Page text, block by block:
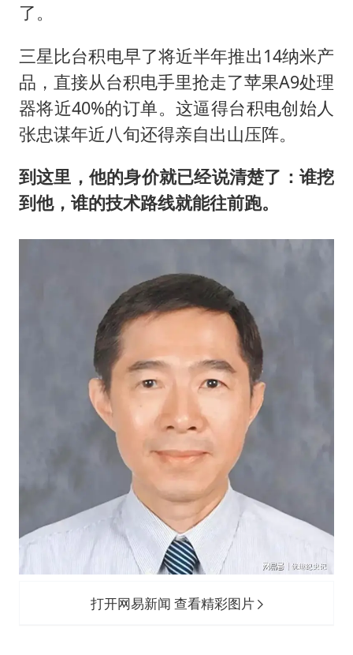
了。
三星比台积电早了将近半年推出14纳米产
品，直接从台积电手里抢走了苹果A9处理
器将近40%的订单。这逼得台积电创始人
张忠谋年近八旬还得亲自出山压阵。
到这里，他的身价就已经说清楚了：谁挖
到他，谁的技术路线就能往前跑。
打开网易新闻 查看精彩图片